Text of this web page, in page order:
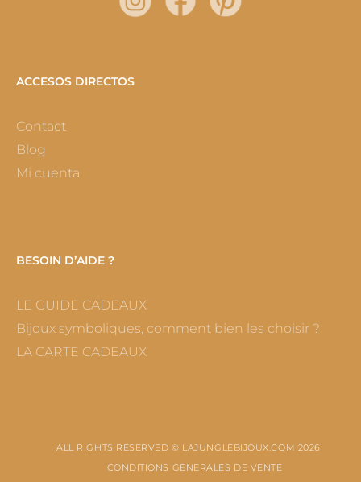
ACCESOS DIRECTOS
Contact
Blog
Mi cuenta
BESOIN D’AIDE ?
LE GUIDE CADEAUX
Bijoux symboliques, comment bien les choisir ?
LA CARTE CADEAUX
ALL RIGHTS RESERVED © LAJUNGLEBIJOUX.COM 2026
CONDITIONS GÉNÉRALES DE VENTE